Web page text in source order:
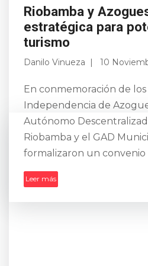
Riobamba y
estratégica para
turismo
Danilo Vinueza 10
En conmemoración de
Independencia de
Autónomo
Riobamba y el GAD
formalizaron un convenio
Leer más